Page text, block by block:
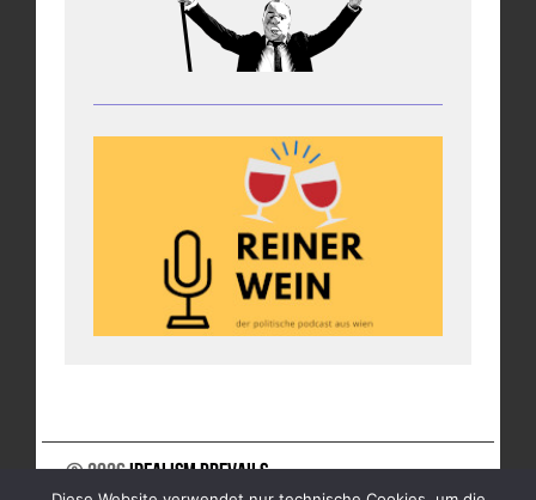
© 2026Idealism Prevails